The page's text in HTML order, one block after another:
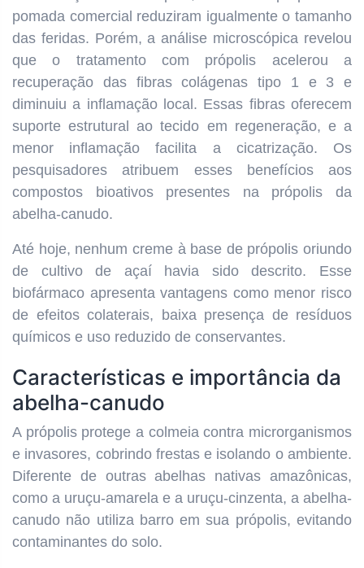
pomada comercial reduziram igualmente o tamanho
das feridas. Porém, a análise microscópica revelou
que o tratamento com própolis acelerou a
recuperação das fibras colágenas tipo 1 e 3 e
diminuiu a inflamação local. Essas fibras oferecem
suporte estrutural ao tecido em regeneração, e a
menor inflamação facilita a cicatrização. Os
pesquisadores atribuem esses benefícios aos
compostos bioativos presentes na própolis da
abelha-canudo.
Até hoje, nenhum creme à base de própolis oriundo
de cultivo de açaí havia sido descrito. Esse
biofármaco apresenta vantagens como menor risco
de efeitos colaterais, baixa presença de resíduos
químicos e uso reduzido de conservantes.
Características e importância da
abelha-canudo
A própolis protege a colmeia contra microrganismos
e invasores, cobrindo frestas e isolando o ambiente.
Diferente de outras abelhas nativas amazônicas,
como a uruçu-amarela e a uruçu-cinzenta, a abelha-
canudo não utiliza barro em sua própolis, evitando
contaminantes do solo.